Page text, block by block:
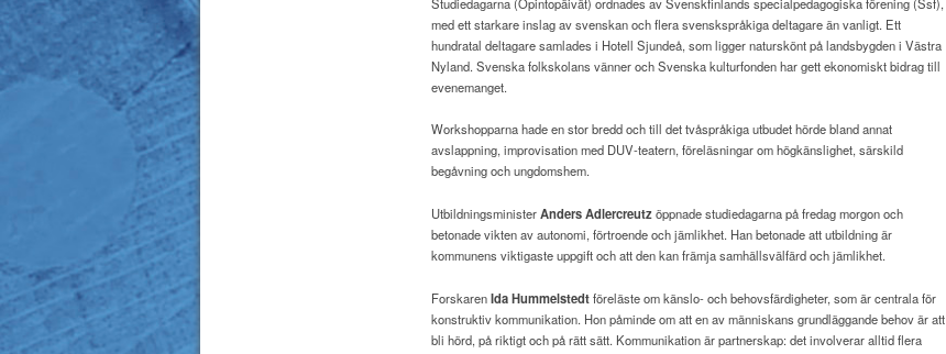
med ett starkare inslag av svenskan och flera svenskspråkiga deltagare än vanligt. Ett
hundratal deltagare samlades i Hotell Sjundeå, som ligger naturskönt på landsbygden i Västra
Nyland. Svenska folkskolans vänner och Svenska kulturfonden har gett ekonomiskt bidrag till
evenemanget.
Workshopparna hade en stor bredd och till det tvåspråkiga utbudet hörde bland annat
avslappning, improvisation med DUV-teatern, föreläsningar om högkänslighet, särskild
begåvning och ungdomshem.
UtbildningsministerAnders Adlercreutzöppnade studiedagarna på fredag morgon och
betonade vikten av autonomi, förtroende och jämlikhet. Han betonade att utbildning är
kommunens viktigaste uppgift och att den kan främja samhällsvälfärd och jämlikhet.
ForskarenIda Hummelstedtföreläste om känslo- och behovsfärdigheter, som är centrala för
konstruktiv kommunikation. Hon påminde om att en av människans grundläggande behov är att
bli hörd, på riktigt och på rätt sätt. Kommunikation är partnerskap: det involverar alltid flera